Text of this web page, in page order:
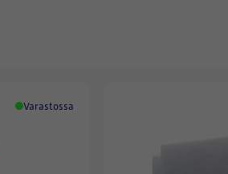
Varastossa